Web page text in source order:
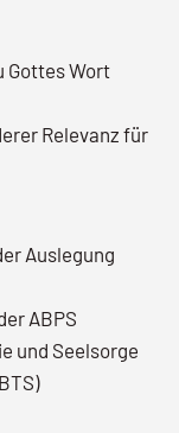
Gottes Wort
Relevanz für
Auslegung
ABPS
und Seelsorge